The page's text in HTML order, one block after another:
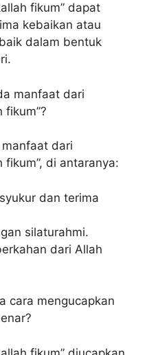
fikum” dapat
kebaikan atau
dalam bentuk
manfaat dari
fikum”?
dari
fikum”, di antaranya:
dan terima
silaturahmi.
dari Allah
cara mengucapkan